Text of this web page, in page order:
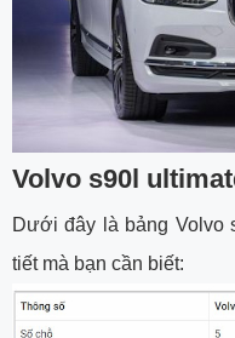
Volvo s90l
Dưới đây là bảng Volvo
tiết mà bạn cần biết: